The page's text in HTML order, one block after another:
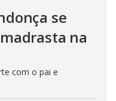
se
na
com o pai e